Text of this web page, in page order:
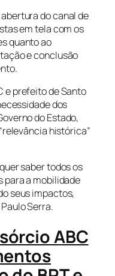
do canal de
em tela com os
quanto ao
e conclusão
e prefeito de Santo
dos
do Estado,
histórica”
saber todos os
para a mobilidade
seus impactos,
Serra.
ABC